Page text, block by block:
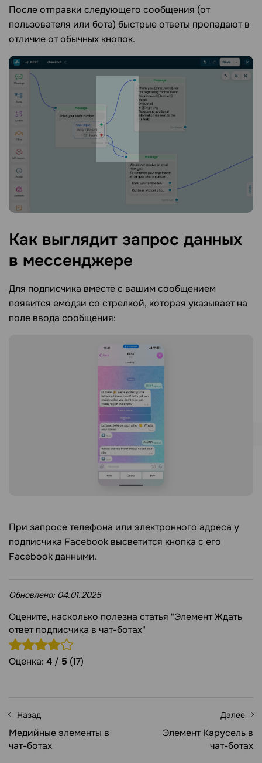
После отправки следующего сообщения (от
пользователя или бота) быстрые ответы пропадают в
отличие от обычных кнопок.
Как выглядит запрос данных
в мессенджере
Для подписчика вместе с вашим сообщением
появится емодзи со стрелкой, которая указывает на
поле ввода сообщения:
При запросе телефона или электронного адреса у
подписчика Facebook высветится кнопка с его
Facebook данными.
Обновлено: 04.01.2025
Оцените, насколько полезна статья "Элемент Ждать
ответ подписчика в чат-ботах"
Оценка: 4 / 5 (17)
Назад
Медийные элементы в
чат-ботах
Далее
Элемент Карусель в
чат-ботах